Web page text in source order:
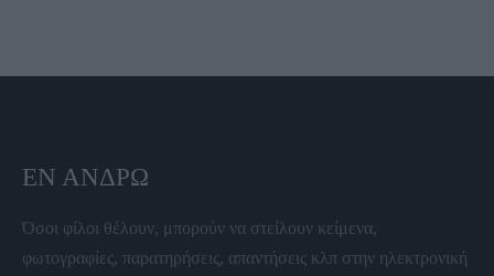
ΕΝ ΆΝΔΡΩ
Όσοι φίλοι θέλουν, μπορούν να στείλουν κείμενα,
φωτογραφίες, παρατηρήσεις, απαντήσεις κλπ στην ηλεκτρονική